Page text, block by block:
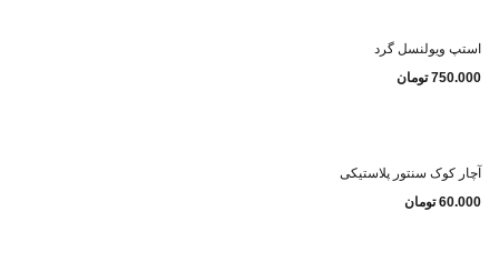
استپ ویولنسل گرد
750.000 تومان
آچار کوک سنتور پلاستیکی
60.000 تومان